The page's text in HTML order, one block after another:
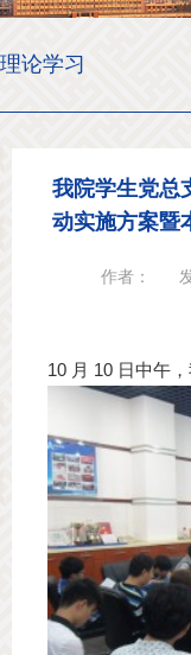
理论学习
我院学生党总
动实施方案暨
作者：
10 月 10 日中午